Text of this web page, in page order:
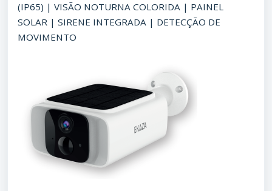
(IP65) | VISÃO NOTURNA COLORIDA | PAINEL
SOLAR | SIRENE INTEGRADA | DETECÇÃO DE
MOVIMENTO